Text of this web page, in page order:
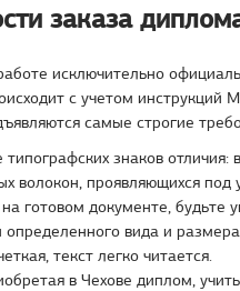
заказа
исключительно
с учетом инструкций
самые строгие
типографских знаков
волокон, проявляющихся
готовом документе, будьте
вида и
текст легко читается.
в Чехове диплом,